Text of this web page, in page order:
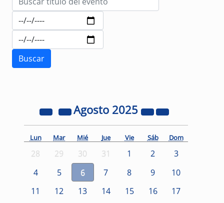
Agosto 2025
Lun Mar Mié Jue Vie Sáb Dom
28 29 30 31 1 2
3
4
5 6 7 8 9
10
11
12 13 14 15 16
17